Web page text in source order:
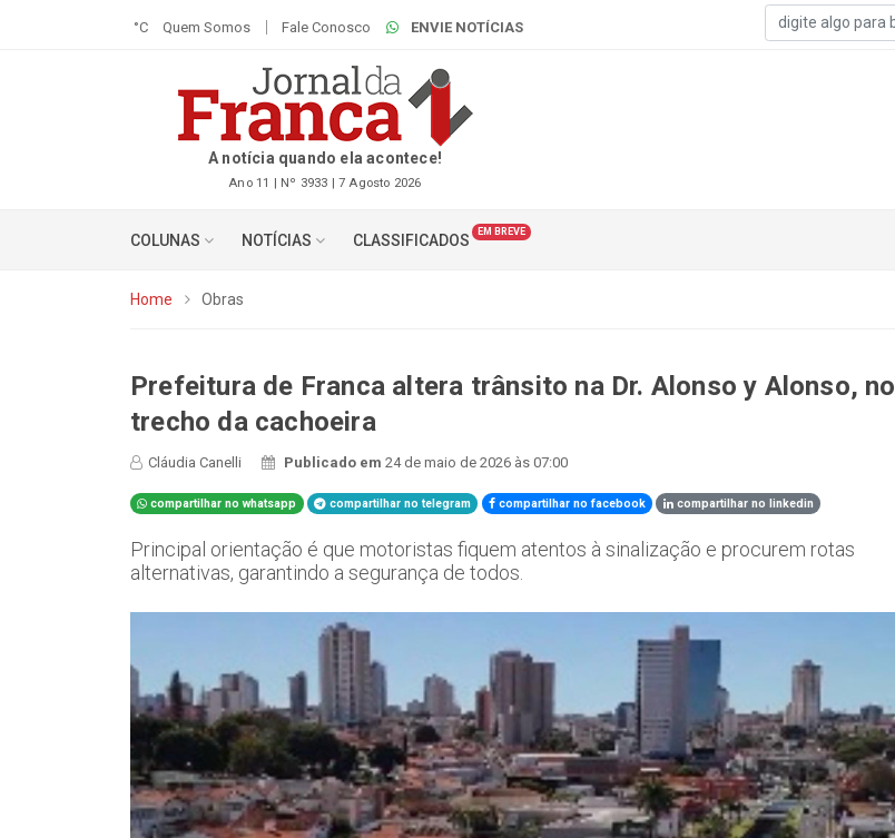
°C Quem Somos Fale Conosco ENVIE NOTÍCIAS
A notícia quando ela acontece!
Ano 11 | Nº 3933 | 7 Agosto 2026
COLUNAS NOTÍCIAS CLASSIFICADOS EM BREVE
Home Obras
Prefeitura de Franca altera trânsito na Dr. Alonso y Alonso, no
trecho da cachoeira
Cláudia Canelli Publicado em24 de maio de 2026 às 07:00
compartilhar no whatsapp compartilhar no telegram compartilhar no facebook compartilhar no linkedin
Principal orientação é que motoristas fiquem atentos à sinalização e procurem rotas
alternativas, garantindo a segurança de todos.